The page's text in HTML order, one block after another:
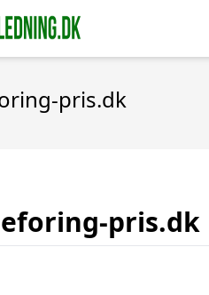
pris.dk
pris.dk